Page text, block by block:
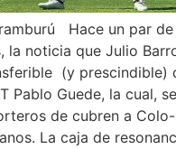
Hace un par de
la noticia que Julio
(y prescindible)
Pablo Guede, la cual,
de cubren a
La caja de